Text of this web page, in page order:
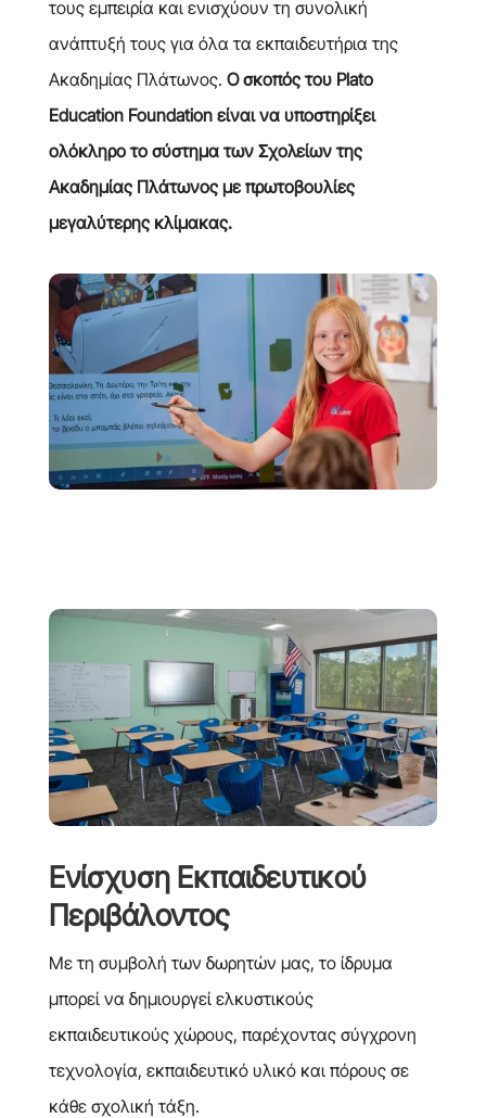
τους εμπειρία και ενισχύουν τη συνολική
ανάπτυξή τους για όλα τα εκπαιδευτήρια της
Ακαδημίας Πλάτωνος. Ο σκοπός του Plato
Education Foundation είναι να υποστηρίξει
ολόκληρο το σύστημα των Σχολείων της
Ακαδημίας Πλάτωνος με πρωτοβουλίες
μεγαλύτερης κλίμακας.
Ενίσχυση Εκπαιδευτικού
Περιβάλοντος
Με τη συμβολή των δωρητών μας, το ίδρυμα
μπορεί να δημιουργεί ελκυστικούς
εκπαιδευτικούς χώρους, παρέχοντας σύγχρονη
τεχνολογία, εκπαιδευτικό υλικό και πόρους σε
κάθε σχολική τάξη.